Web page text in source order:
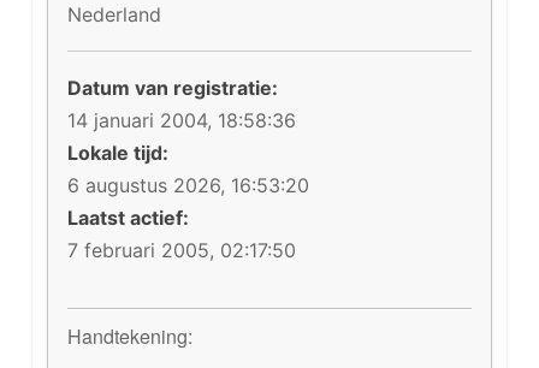
Nederland
Datum van registratie:
14 januari 2004, 18:58:36
Lokale tijd:
6 augustus 2026, 16:53:20
Laatst actief:
7 februari 2005, 02:17:50
Handtekening: